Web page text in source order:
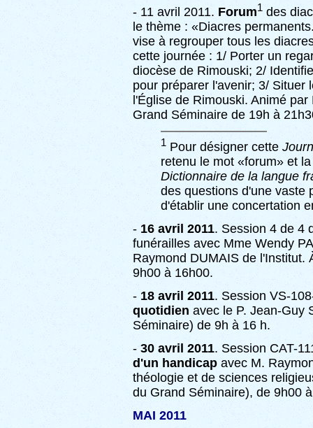
- 11 avril 2011. Forum1 des
le thème : «Diacres
vise à regrouper tous les
cette journée : 1/ Porter un
diocèse de Rimouski; 2/
pour préparer l'avenir; 3/ Situer
l'Église de Rimouski. Animé
Grand Séminaire de 19h à
1 Pour désigner cette
retenu le mot «forum» et
Dictionnaire de la langue
des questions d'une vaste
d'établir une concertation
- 16 avril 2011. Session 4 de 4
funérailles avec Mme Wendy
Raymond DUMAIS de l'Institut.
9h00 à 16h00.
- 18 avril 2011. Session VS-
quotidien avec le P. Jean-Guy
Séminaire) de 9h à 16 h.
- 30 avril 2011. Session CAT-
d'un handicap avec M.
théologie et de sciences
du Grand Séminaire), de 9h00
MAI 2011